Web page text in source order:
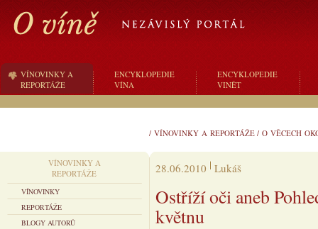
VÍNOVINKY A
REPORTÁŽE
ENCYKLOPEDIE
VÍNA
ENCYKLOPEDIE
VINĚT
/ VÍNOVINKY A REPORTÁŽE / O VĚCECH
VÍNOVINKY A
REPORTÁŽE
VÍNOVINKY
REPORTÁŽE
BLOGY AUTORŮ
28.06.2010 Lukáš
Ostříží oči aneb
květnu